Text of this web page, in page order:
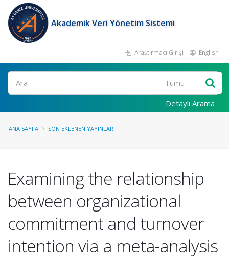
Akademik Veri Yönetim Sistemi
Araştırmacı Girişi English
Ara
Detaylı Arama
ANA SAYFA SON EKLENEN YAYINLAR
Examining the relationship
between organizational
commitment and turnover
intention via a meta-analysis